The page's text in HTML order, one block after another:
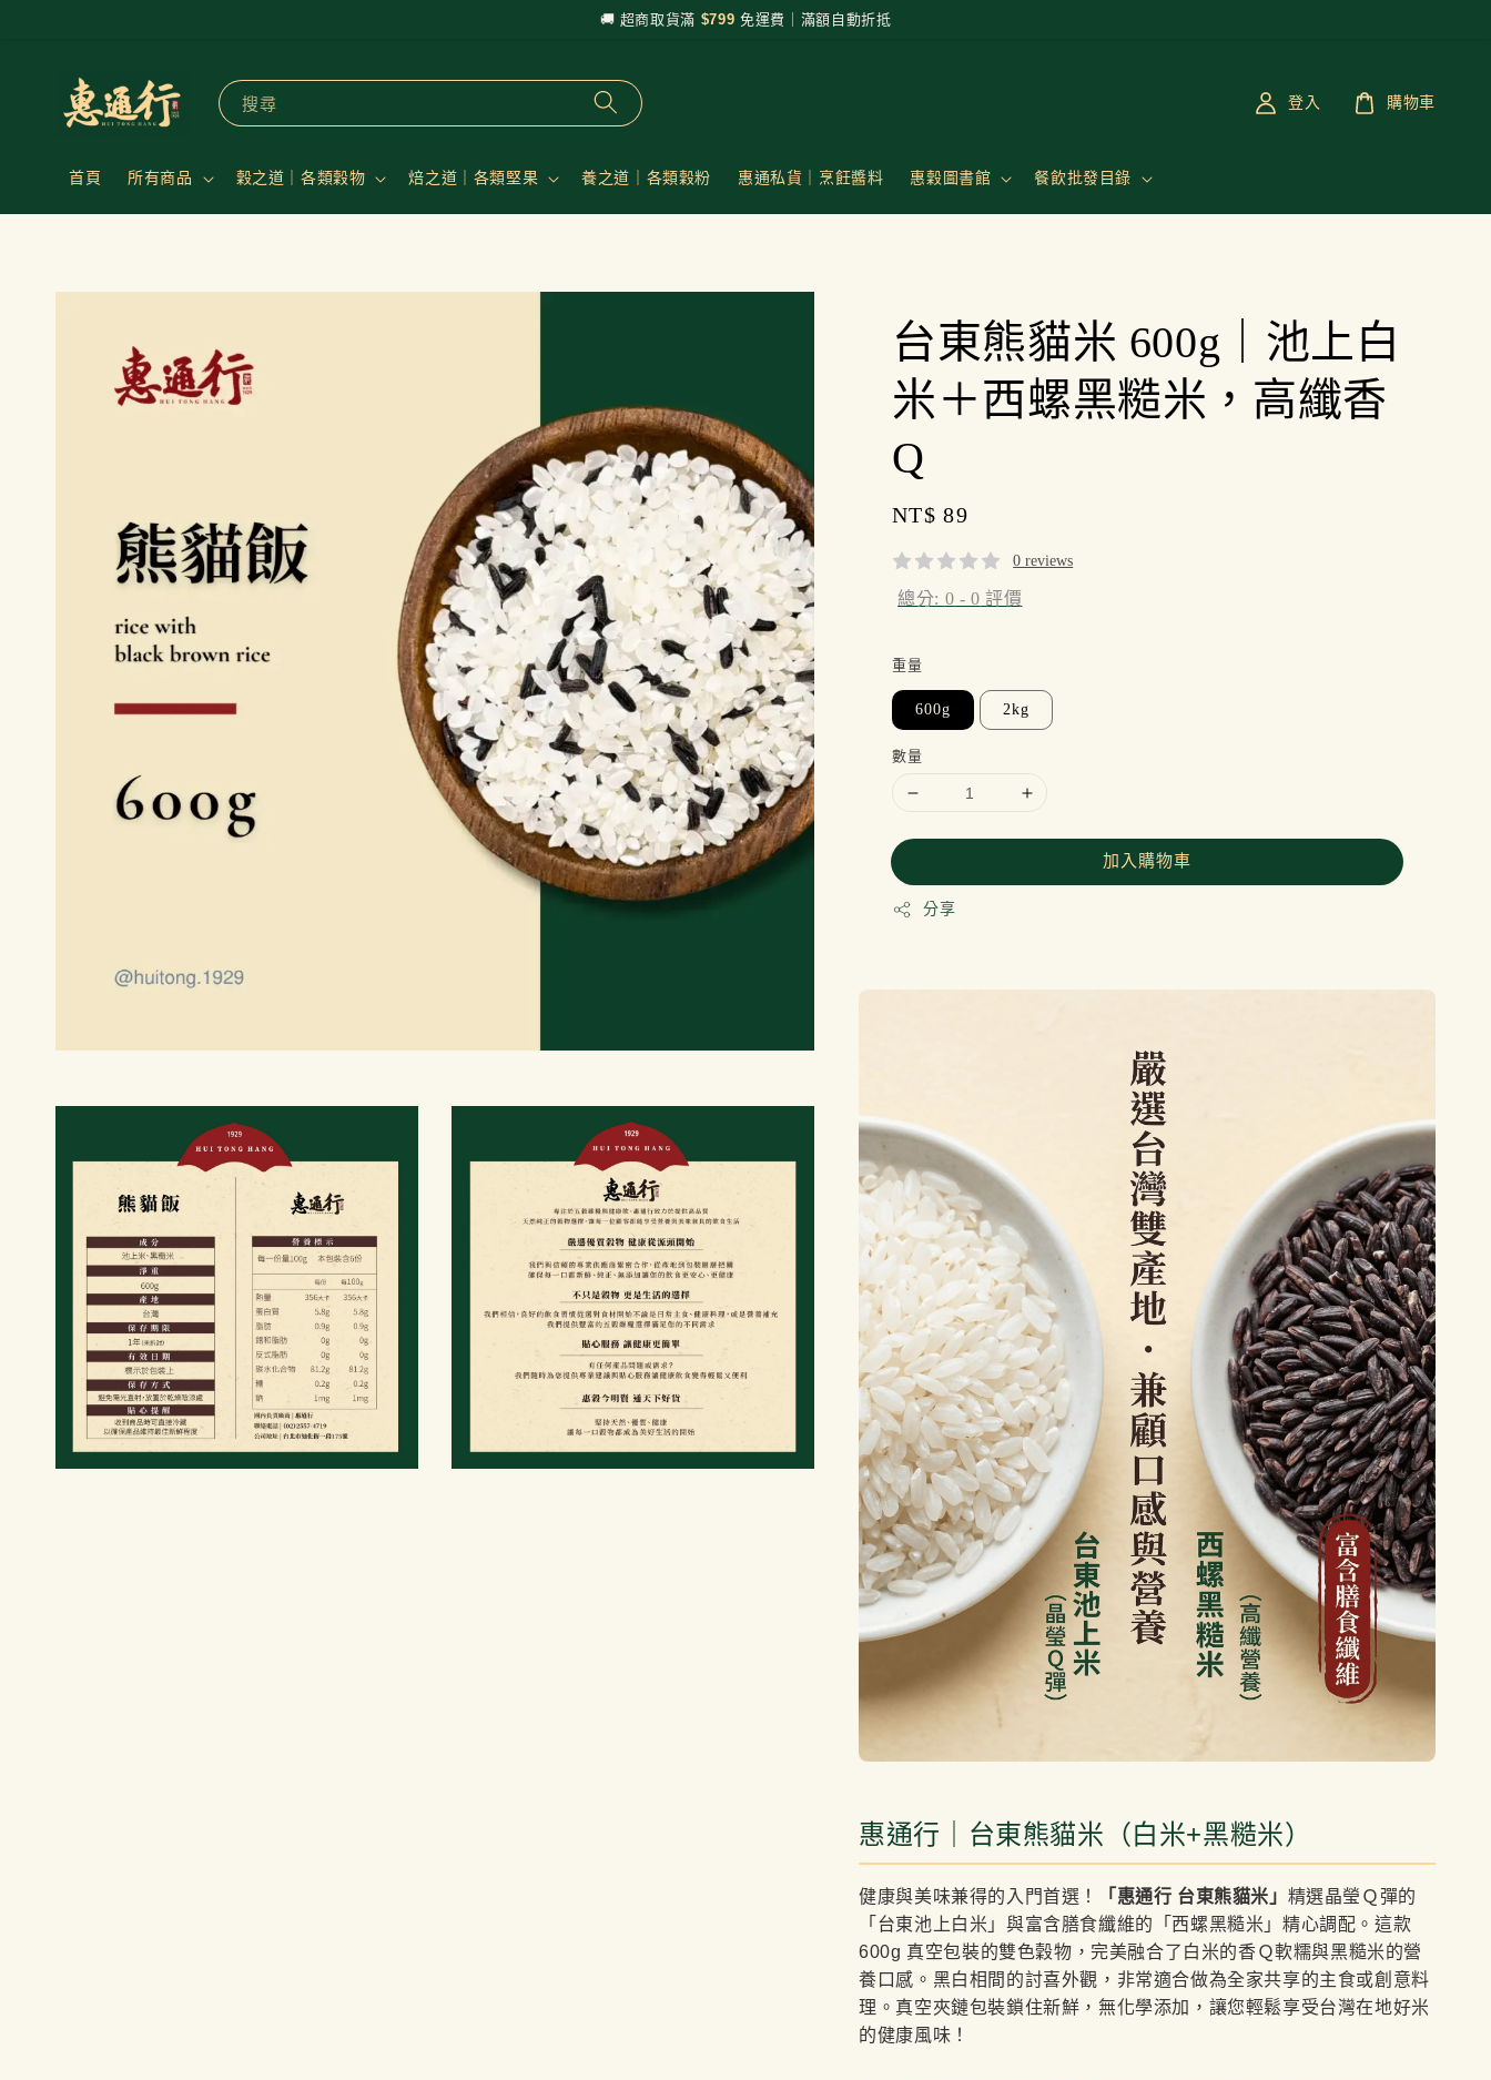
🚚 超商取貨滿 $799 免運費｜滿額自動折抵
搜尋
首頁 所有商品 穀之道｜各類穀物 焙之道｜各類堅果 養之道｜各類穀粉 惠通私貨｜烹飪醬料 惠穀圖書館 餐飲批發目錄
登入 購物車
台東熊貓米 600g｜池上白
米＋西螺黑糙米，高纖香
Q
Regular
price
NT$ 89
0 reviews
總分: 0 -0 評價
重量
600g 2kg
數量
加入購物車
分享
惠通行｜台東熊貓米（白米+黑糙米）
健康與美味兼得的入門首選！ 「惠通行 台東熊貓米」 精選晶瑩Ｑ彈的
「台東池上白米」與富含膳食纖維的「西螺黑糙米」精心調配。這款
600g 真空包裝的雙色穀物，完美融合了白米的香Ｑ軟糯與黑糙米的營
養口感。黑白相間的討喜外觀，非常適合做為全家共享的主食或創意料
理。真空夾鏈包裝鎖住新鮮，無化學添加，讓您輕鬆享受台灣在地好米
的健康風味！